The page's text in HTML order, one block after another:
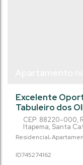
Residencial
162
745274
CEP: 88220-000,
Itapema, Santa
Excelente
Tabuleiro dos
Excelente
com conforto,
Itapema! Imóvel
apenas 460 metros do